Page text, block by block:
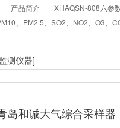
产品简介 XHAQSN-808六参数
、PM2.5、SO2、NO2、O3、
测仪器]
岛和诚大气综合采样器